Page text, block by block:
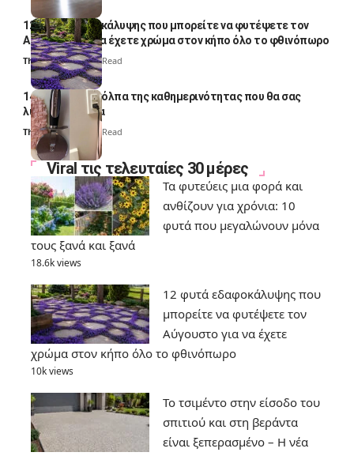
12 φυτά εδαφοκάλυψης που μπορείτε να φυτέψετε τον
Αύγουστο για να έχετε χρώμα στον κήπο όλο το φθινόπωρο
Thali Ombre7 Min Read
14 πανέξυπνα κόλπα της καθημερινότητας που θα σας
λύσουν τα χέρια
Thali Ombre 6 Min Read
Viral τις τελευταίες 30 μέρες
Τα φυτεύεις μια φορά και
ανθίζουν για χρόνια: 10
φυτά που μεγαλώνουν μόνα
τους ξανά και ξανά
18.6k views
12 φυτά εδαφοκάλυψης που
μπορείτε να φυτέψετε τον
Αύγουστο για να έχετε
χρώμα στον κήπο όλο το φθινόπωρο
10k views
Το τσιμέντο στην είσοδο του
σπιτιού και στη βεράντα
είναι ξεπερασμένο – Η νέα